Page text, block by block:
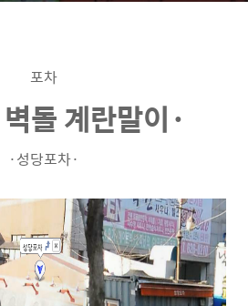
포차
돌 계란말이·
·성당포차·